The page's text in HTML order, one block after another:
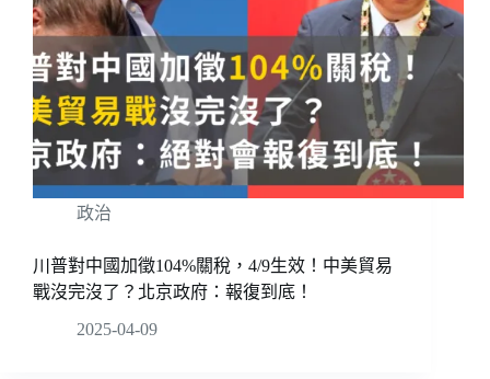
政治
川普對中國加徵104%關稅，4/9生效！中美貿易
戰沒完沒了？北京政府：報復到底！
2025-04-09